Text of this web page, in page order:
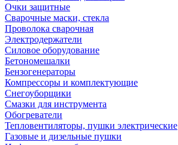
Очки защитные
Сварочные маски, стекла
Проволока сварочная
Электродержатели
Силовое оборудование
Бетономешалки
Бензогенераторы
Компрессоры и комплектующие
Снегоуборщики
Смазки для инструмента
Обогреватели
Тепловентиляторы, пушки электрические
Газовые и дизельные пушки